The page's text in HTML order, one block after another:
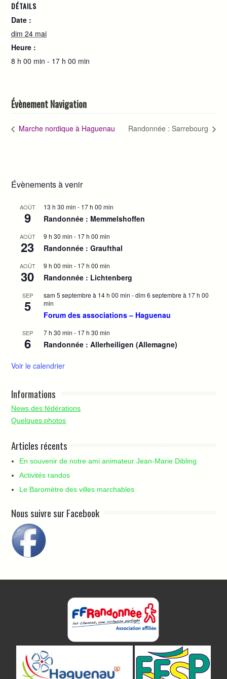
DÉTAILS
Date :
dim 24 mai
Heure :
8 h 00 min - 17 h 00 min
Évènement Navigation
Marche nordique à Haguenau Randonnée : Sarrebourg
Évènements à venir
AOÛT
9
13 h 30 min - 17 h 00 min
Randonnée : Memmelshoffen
AOÛT
23
9 h 30 min - 17 h 00 min
Randonnée : Graufthal
AOÛT
30
9 h 00 min - 17 h 00 min
Randonnée : Lichtenberg
SEP
5
sam 5 septembre à 14 h 00 min -dim 6 septembre à 17 h 00
min
Forum des associations – Haguenau
SEP
6
7 h 30 min - 17 h 30 min
Randonnée : Allerheiligen (Allemagne)
Voir le calendrier
Informations
News des fédérations
Quelques photos
Articles récents
En souvenir de notre ami animateur Jean-Marie Dibling
Activités randos
Le Baromètre des villes marchables
Nous suivre sur Facebook